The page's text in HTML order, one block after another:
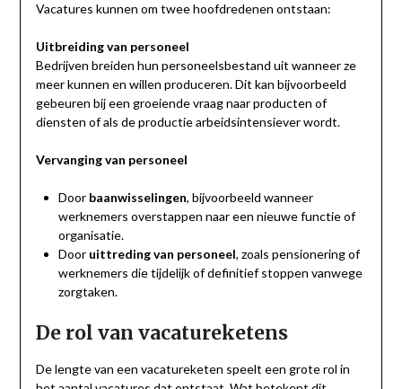
Vacatures kunnen om twee hoofdredenen ontstaan:
Uitbreiding van personeel
Bedrijven breiden hun personeelsbestand uit wanneer ze
meer kunnen en willen produceren. Dit kan bijvoorbeeld
gebeuren bij een groeiende vraag naar producten of
diensten of als de productie arbeidsintensiever wordt.
Vervanging van personeel
Door baanwisselingen, bijvoorbeeld wanneer
werknemers overstappen naar een nieuwe functie of
organisatie.
Door uittreding van personeel, zoals pensionering of
werknemers die tijdelijk of definitief stoppen vanwege
zorgtaken.
De rol van vacatureketens
De lengte van een vacatureketen speelt een grote rol in